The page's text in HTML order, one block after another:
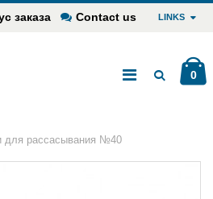
заказа Contact us LINKS
0
для рассасывания №40